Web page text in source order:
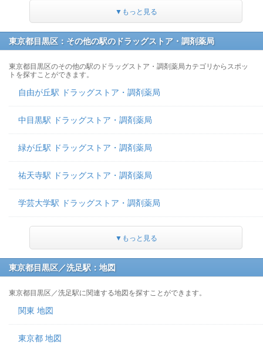
▼もっと見る
東京都目黒区：その他の駅のドラッグストア・調剤薬局
東京都目黒区のその他の駅のドラッグストア・調剤薬局カテゴリからスポッ
トを探すことができます。
自由が丘駅 ドラッグストア・調剤薬局
中目黒駅 ドラッグストア・調剤薬局
緑が丘駅 ドラッグストア・調剤薬局
祐天寺駅 ドラッグストア・調剤薬局
学芸大学駅 ドラッグストア・調剤薬局
▼もっと見る
東京都目黒区／洗足駅：地図
東京都目黒区／洗足駅に関連する地図を探すことができます。
関東 地図
東京都 地図